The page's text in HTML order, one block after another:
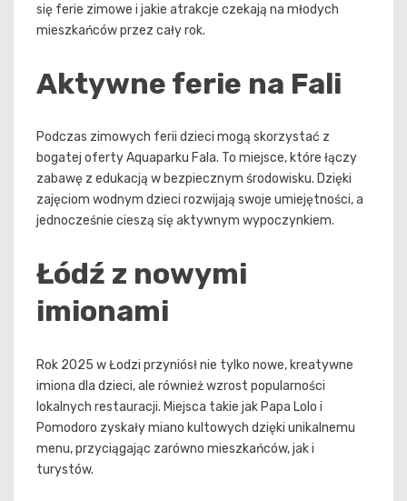
się ferie zimowe i jakie atrakcje czekają na młodych
mieszkańców przez cały rok.
Aktywne ferie na Fali
Podczas zimowych ferii dzieci mogą skorzystać z
bogatej oferty Aquaparku Fala. To miejsce, które łączy
zabawę z edukacją w bezpiecznym środowisku. Dzięki
zajęciom wodnym dzieci rozwijają swoje umiejętności, a
jednocześnie cieszą się aktywnym wypoczynkiem.
Łódź z nowymi
imionami
Rok 2025 w Łodzi przyniósł nie tylko nowe, kreatywne
imiona dla dzieci, ale również wzrost popularności
lokalnych restauracji. Miejsca takie jak Papa Lolo i
Pomodoro zyskały miano kultowych dzięki unikalnemu
menu, przyciągając zarówno mieszkańców, jak i
turystów.